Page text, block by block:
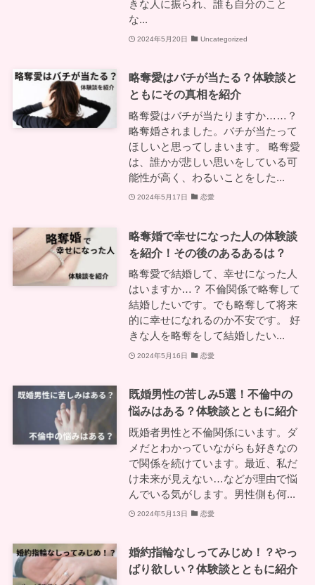
きな人に振られ、誰も自分のこと
な...
2024年5月20日 Uncategorized
略奪愛はバチが当たる？体験談と
ともにその真相を紹介
略奪愛はバチが当たりますか……？
略奪婚されました。バチが当たって
ほしいと思ってしまいます。 略奪愛
は、誰かが悲しい思いをしている可
能性が高く、わるいことをした...
2024年5月17日 恋愛
略奪婚で幸せになった人の体験談
を紹介！その後のあるあるは？
略奪愛で結婚して、幸せになった人
はいますか…？ 不倫関係で略奪して
結婚したいです。でも略奪して将来
的に幸せになれるのか不安です。 好
きな人を略奪をして結婚したい...
2024年5月16日 恋愛
既婚男性の苦しみ5選！不倫中の
悩みはある？体験談とともに紹介
既婚者男性と不倫関係にいます。ダ
メだとわかっていながらも好きなの
で関係を続けています。最近、私だ
け未来が見えない…などが理由で悩
んでいる気がします。男性側も何...
2024年5月13日 恋愛
婚約指輪なしってみじめ！？やっ
ぱり欲しい？体験談とともに紹介